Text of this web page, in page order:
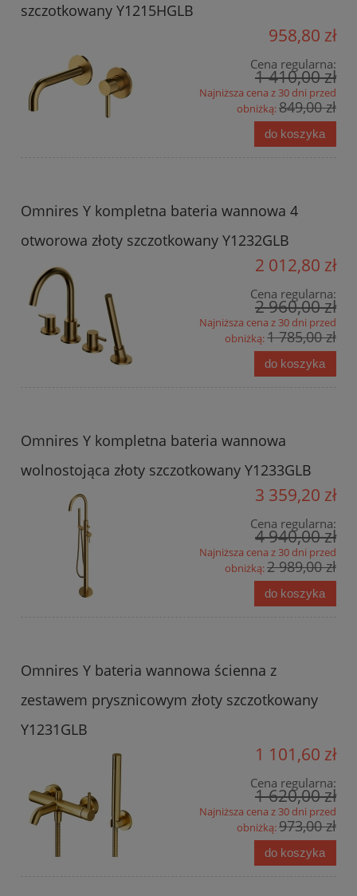
szczotkowany Y1215HGLB
958,80 zł
Cena regularna:
1 410,00 zł
Najniższa cena z 30 dni przed
obniżką:849,00 zł
do koszyka
Omnires Y kompletna bateria wannowa 4
otworowa złoty szczotkowany Y1232GLB
2 012,80 zł
Cena regularna:
2 960,00 zł
Najniższa cena z 30 dni przed
obniżką:1 785,00 zł
do koszyka
Omnires Y kompletna bateria wannowa
wolnostojąca złoty szczotkowany Y1233GLB
3 359,20 zł
Cena regularna:
4 940,00 zł
Najniższa cena z 30 dni przed
obniżką:2 989,00 zł
do koszyka
Omnires Y bateria wannowa ścienna z
zestawem prysznicowym złoty szczotkowany
Y1231GLB
1 101,60 zł
Cena regularna:
1 620,00 zł
Najniższa cena z 30 dni przed
obniżką:973,00 zł
do koszyka